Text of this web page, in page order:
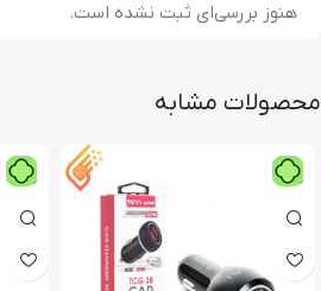
هنوز بررسی‌ای ثبت نشده است.
محصولات مشابه